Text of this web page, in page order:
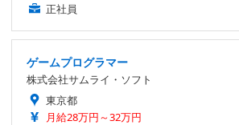
正社員
ゲームプログラマー
株式会社サムライ・ソフト
東京都
月給28万円～32万円